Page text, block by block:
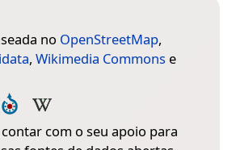
no OpenStreetMap,
, Wikimedia Commons e
com o seu apoio para